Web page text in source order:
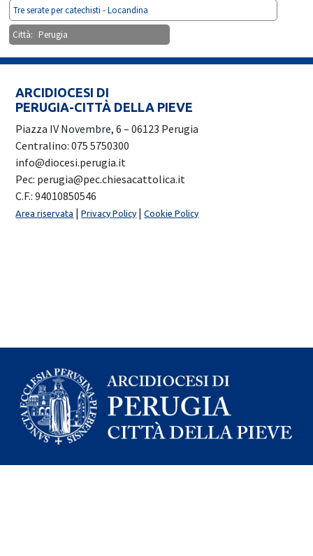
Tre serate per catechisti - Locandina
Città: Perugia
ARCIDIOCESI DI
PERUGIA-CITTÀ DELLA PIEVE
Piazza IV Novembre, 6 – 06123 Perugia
Centralino: 075 5750300
info@diocesi.perugia.it
Pec: perugia@pec.chiesacattolica.it
C.F.: 94010850546
Area riservata |Privacy Policy |Cookie Policy